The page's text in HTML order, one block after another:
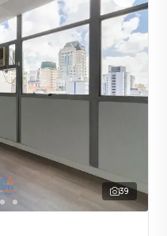
um dos endereços
São Paulo, este
e pelo fácil
região. Seja para moradia
um espaço amplo, bem
39